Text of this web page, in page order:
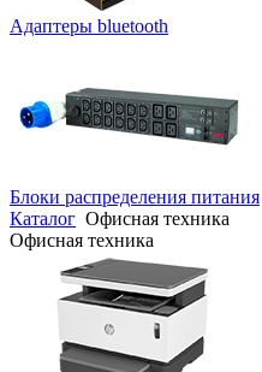
Адаптеры bluetooth
Блоки распределения питания
Каталог Офисная техника
Офисная техника